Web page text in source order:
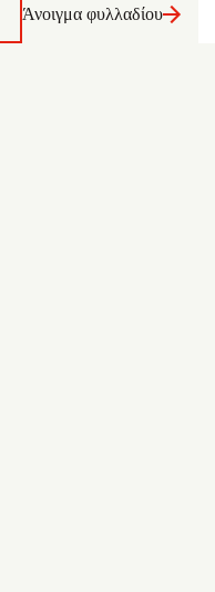
Άνοιγμα φυλλαδίου